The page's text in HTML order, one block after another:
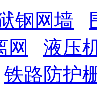
钢网墙
网
液压
铁路防护